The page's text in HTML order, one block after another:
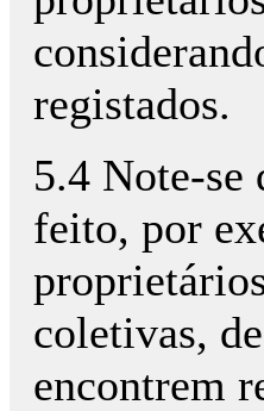
registados.
5.4 Note-se
feito, por
coletivas,
encontrem